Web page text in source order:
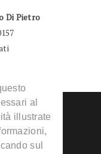
al
illustrate
sul
Di Pietro